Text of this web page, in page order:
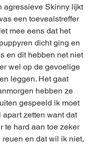
agressieve Skinny lijkt
een toevealstreffer
mee eens dat het
dicht ging en
en dit hebben net niet
wel op de gevoelige
leggen. Het gaat
hebben ze
gespeeld ik moet
zetten want dat
te hard aan toe zeker
reuen en dat wil ik niet,